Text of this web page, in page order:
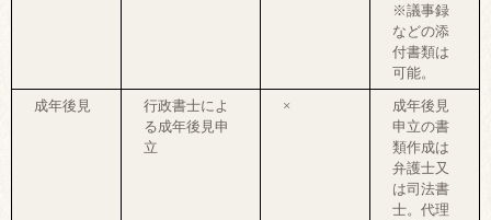
※議事録
などの添
付書類は
可能。
成年後見
行政書士によ
る成年後見申
立
×
成年後見
申立の書
類作成は
弁護士又
は司法書
士。代理